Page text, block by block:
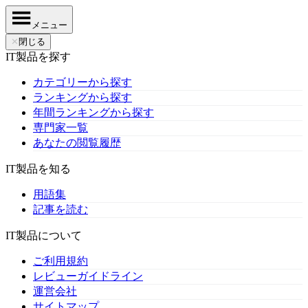
メニュー
✕ 閉じる
IT製品を探す
カテゴリーから探す
ランキングから探す
年間ランキングから探す
専門家一覧
あなたの閲覧履歴
IT製品を知る
用語集
記事を読む
IT製品について
ご利用規約
レビューガイドライン
運営会社